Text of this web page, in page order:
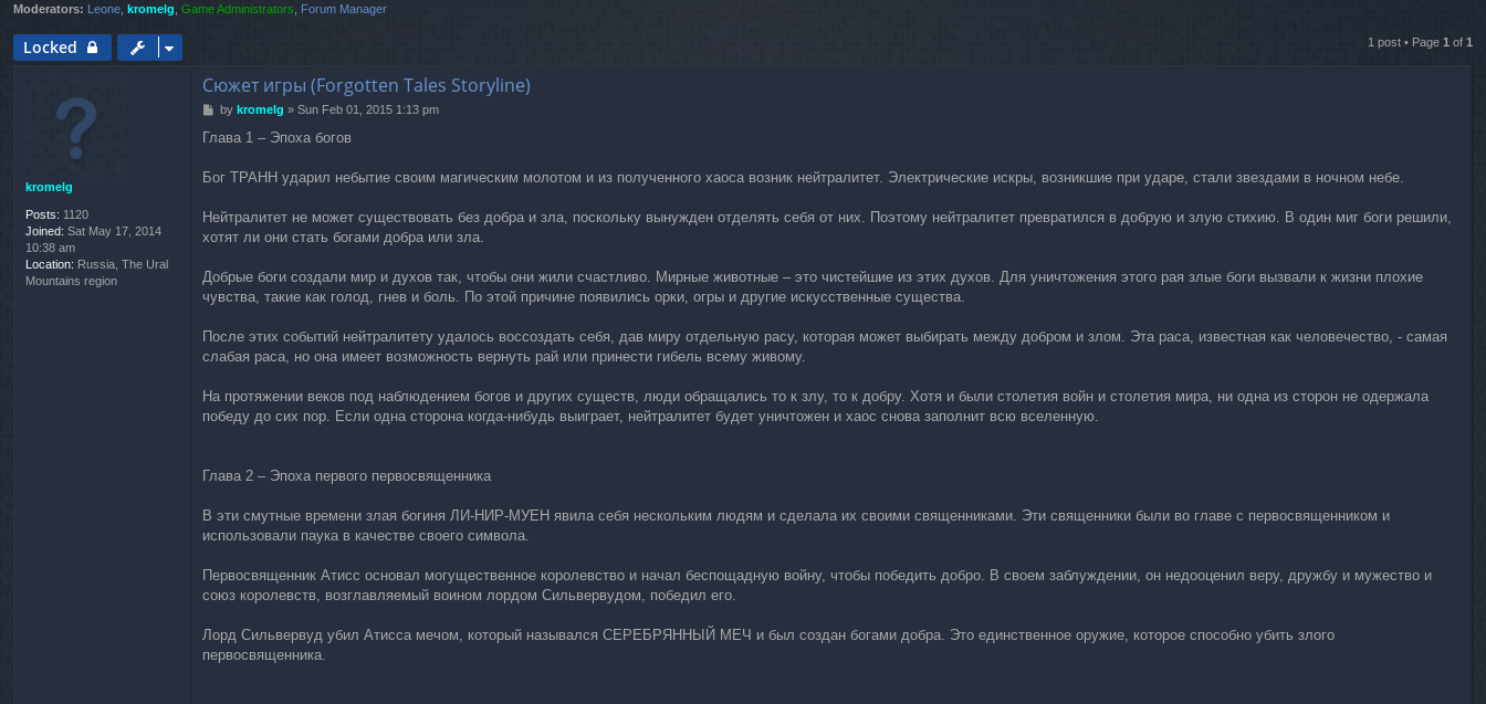
Moderators: Leone kromelg Game Administrators Forum Manager
Locked 1 post • Page 1 of 1
kromelg
Posts: 1120
Joined: Sat May 17, 2014
10:38 am
Location: Russia, The Ural
Mountains region
Сюжет игры (Forgotten Tales Storyline)
P
s
by kromelg » Sun Feb 01, 2015 1:13 pm
Глава 1 – Эпоха богов
Бог ТРАНН ударил небытие своим магическим молотом и из полученного хаоса возник нейтралитет. Электрические искры, возникшие при ударе, стали звездами в ночном небе.
Нейтралитет не может существовать без добра и зла, поскольку вынужден отделять себя от них. Поэтому нейтралитет превратился в добрую и злую стихию. В один миг боги решили,
хотят ли они стать богами добра или зла.
Добрые боги создали мир и духов так, чтобы они жили счастливо. Мирные животные – это чистейшие из этих духов. Для уничтожения этого рая злые боги вызвали к жизни плохие
чувства, такие как голод, гнев и боль. По этой причине появились орки, огры и другие искусственные существа.
После этих событий нейтралитету удалось воссоздать себя, дав миру отдельную расу, которая может выбирать между добром и злом. Эта раса, известная как человечество, - самая
слабая раса, но она имеет возможность вернуть рай или принести гибель всему живому.
На протяжении веков под наблюдением богов и других существ, люди обращались то к злу, то к добру. Хотя и были столетия войн и столетия мира, ни одна из сторон не одержала
победу до сих пор. Если одна сторона когда-нибудь выиграет, нейтралитет будет уничтожен и хаос снова заполнит всю вселенную.
Глава 2 – Эпоха первого первосвященника
В эти смутные времени злая богиня ЛИ-НИР-МУЕН явила себя нескольким людям и сделала их своими священниками. Эти священники были во главе с первосвященником и
использовали паука в качестве своего символа.
Первосвященник Атисс основал могущественное королевство и начал беспощадную войну, чтобы победить добро. В своем заблуждении, он недооценил веру, дружбу и мужество и
союз королевств, возглавляемый воином лордом Сильвервудом, победил его.
Лорд Сильвервуд убил Атисса мечом, который назывался СЕРЕБРЯННЫЙ МЕЧ и был создан богами добра. Это единственное оружие, которое способно убить злого
первосвященника.